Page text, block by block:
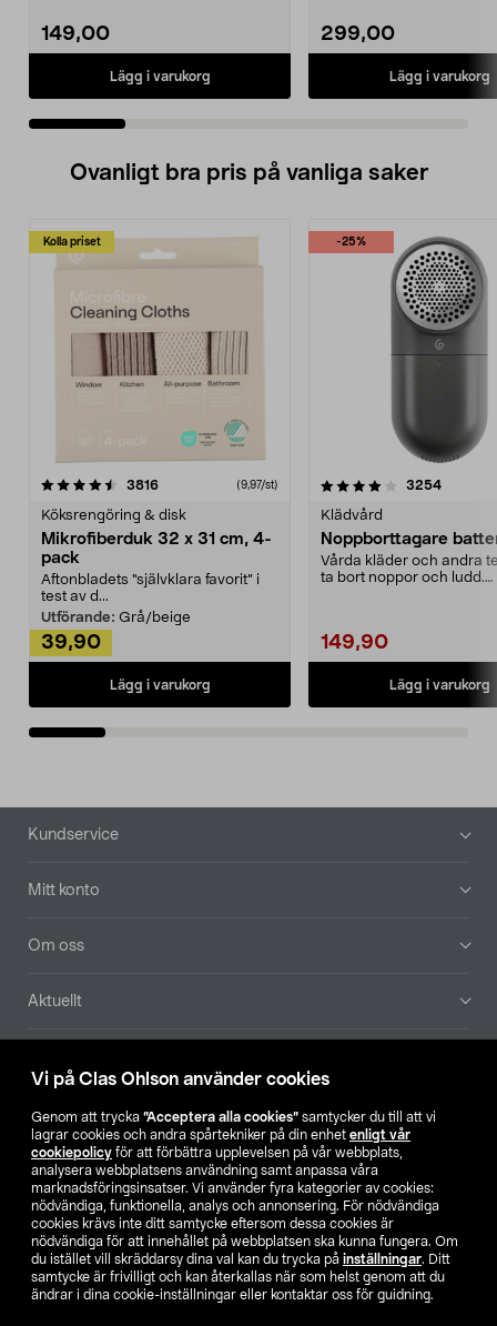
Vi på Clas Ohlson använder cookies
Genom att trycka ”Acceptera alla cookies” samtycker du till att vi
lagrar cookies och andra spårtekniker på din enhet enligt vår
cookiepolicy för att förbättra upplevelsen på vår webbplats,
analysera webbplatsens användning samt anpassa våra
marknadsföringsinsatser. Vi använder fyra kategorier av cookies:
nödvändiga, funktionella, analys och annonsering. För nödvändiga
cookies krävs inte ditt samtycke eftersom dessa cookies är
nödvändiga för att innehållet på webbplatsen ska kunna fungera. Om
du istället vill skräddarsy dina val kan du trycka på inställningar. Ditt
samtycke är frivilligt och kan återkallas när som helst genom att du
ändrar i dina cookie-inställningar eller kontaktar oss för guidning.
149,00
Lägg i varukorg
299,00
Lägg i varukorg
Ovanligt bra pris på vanliga saker
Kolla priset
3816recensioner (9,97/st)
Köksrengöring & disk
Mikrofiberduk 32 x 31 cm, 4-
pack
Aftonbladets "självklara favorit” i
test av d...
Utförande: Grå/beige
39,90
Lägg i varukorg
-25%
4.0av 5 stjärnor 3254
Klädvård
Noppborttagare
Vårda kläder och andra
ta bort noppor och ludd.
149,90
Lägg i varukorg
4.5av 5 stjärnor
Sidfot
Kundservice
Mitt konto
Om oss
Aktuellt
Hitta butik
SE NO FI